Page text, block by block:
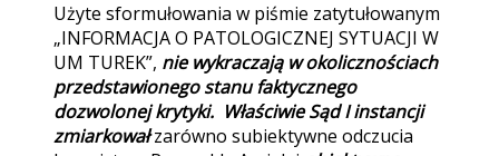
Użyte sformułowania w piśmie zatytułowanym
„INFORMACJA O PATOLOGICZNEJ SYTUACJI W
UM TUREK”, nie wykraczają w okolicznościach
przedstawionego stanu faktycznego
dozwolonej krytyki. Właściwie Sąd I instancji
zmiarkowałzarówno subiektywne odczucia